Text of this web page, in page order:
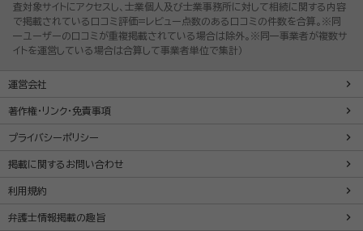
査対象サイトにアクセスし、士業個人及び士業事務所に対して相続に関する内容
で掲載されている口コミ評価=レビュー点数のある口コミの件数を合算。※同
一ユーザーの口コミが重複掲載されている場合は除外。※同一事業者が複数サ
イトを運営している場合は合算して事業者単位で集計）
運営会社
著作権・リンク・免責事項
プライバシーポリシー
掲載に関するお問い合わせ
利用規約
弁護士情報掲載の趣旨